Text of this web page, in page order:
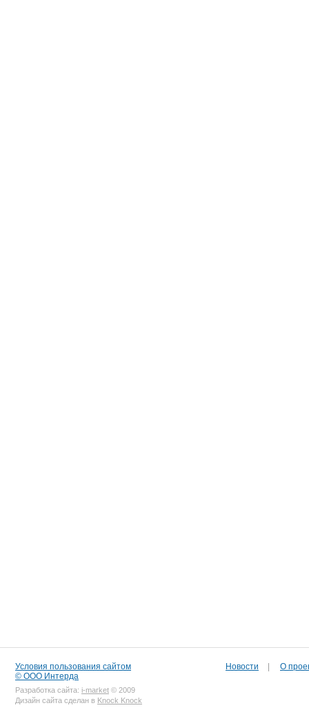
Условия пользования сайтом
© ООО Интерда
Разработка сайта: i-market © 2009
Дизайн сайта сделан в Knock Knock
Новости О